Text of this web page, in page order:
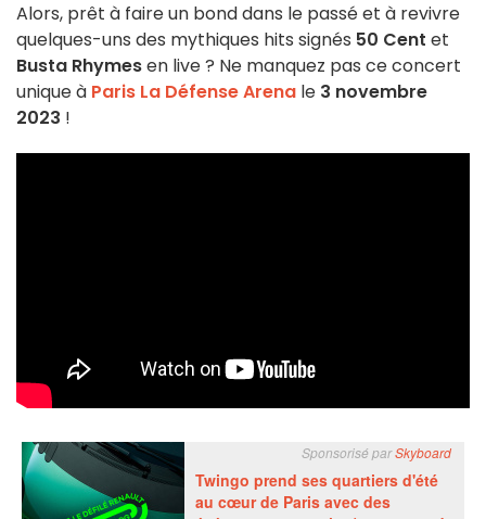
Alors, prêt à faire un bond dans le passé et à revivre
quelques-uns des mythiques hits signés 50 Cent et
Busta Rhymesen live ? Ne manquez pas ce concert
unique à Paris La Défense Arena le 3 novembre
2023 !